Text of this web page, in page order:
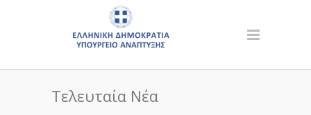
Τελευταία Νέα